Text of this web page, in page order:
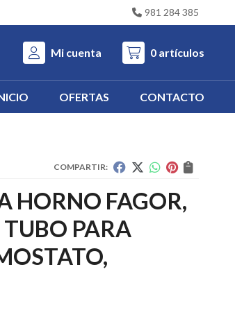
981 284 385
Mi cuenta 0 artículos
OFERTAS CONTACTO
COMPARTIR:
HORNO FAGOR,
TUBO PARA